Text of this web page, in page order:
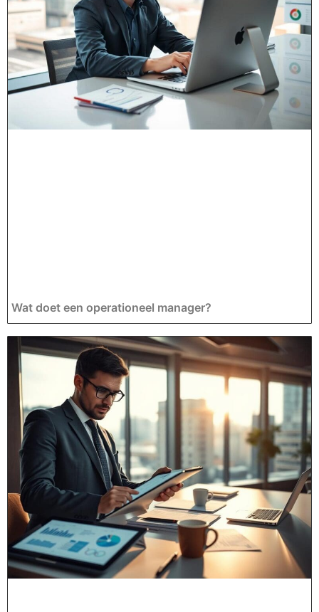
Wat doet een operationeel manager?